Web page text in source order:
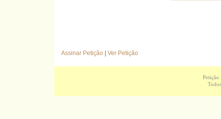
Assinar Petição Ver Petição
Petição